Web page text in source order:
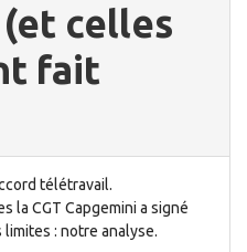
celles
fait
télétravail.
la CGT Capgemini a signé
limites : notre analyse.